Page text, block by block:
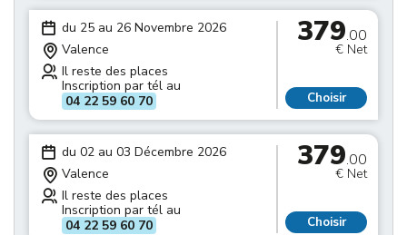
du 25 au 26 Novembre 2026
Valence
Il reste des places
Inscription par tél au
04 22 59 60 70
379.00
€ Net
Choisir
du 02 au 03 Décembre 2026
Valence
Il reste des places
Inscription par tél au
04 22 59 60 70
379.00
€ Net
Choisir